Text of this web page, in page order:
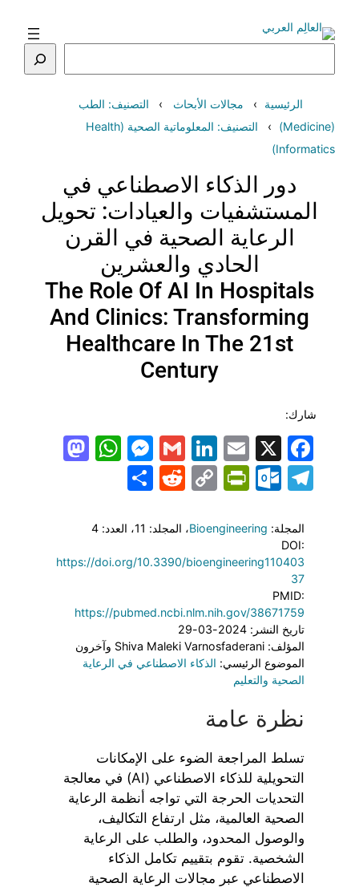
المحتوى
الرئيسية مجالات الأبحاث
التصنيف: الطب
(Medicine)
التصنيف: المعلوماتية الصحية (Health
Informatics)
دور الذكاء الاصطناعي في
المستشفيات والعيادات: تحويل
الرعاية الصحية في القرن
الحادي والعشرين
The Role Of AI In Hospitals
And Clinics: Transforming
Healthcare In The 21st
Century
شارك:
Facebook
X
Email
LinkedIn
Gmail
Telegram
Outlook.com
PrintFriendly
Copy
Reddit
Share
المجلة: Bioengineering، المجلد: 11
، العدد: 4
DOI:
https://doi.org/10.3390/bioengineering110403
37
PMID:
https://pubmed.ncbi.nlm.nih.gov/38671759
تاريخ النشر: 2024-03-29
المؤلف: Shiva Maleki Varnosfaderani وآخرون
الموضوع الرئيسي: الذكاء الاصطناعي في الرعاية
الصحية والتعليم
نظرة عامة
تسلط المراجعة الضوء على الإمكانات
التحويلية للذكاء الاصطناعي (AI) في معالجة
التحديات الحرجة التي تواجه أنظمة الرعاية
الصحية العالمية، مثل ارتفاع التكاليف،
والوصول المحدود، والطلب على الرعاية
الشخصية. تقوم بتقييم تكامل الذكاء
الاصطناعي عبر مجالات الرعاية الصحية